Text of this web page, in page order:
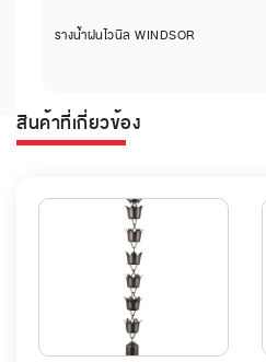
รางน้ำฝนไวนิล WINDSOR
สินค้าที่เกี่ยวข้อง